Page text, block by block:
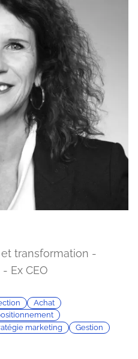
transformation -
Ex CEO
Achat
marketing
Gestion